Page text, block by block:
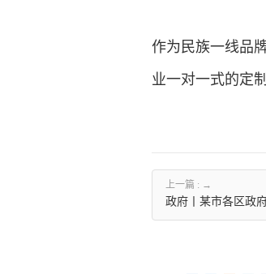
作为民族一线品
业一对一式的定
上一篇 :
政府丨某市各区政